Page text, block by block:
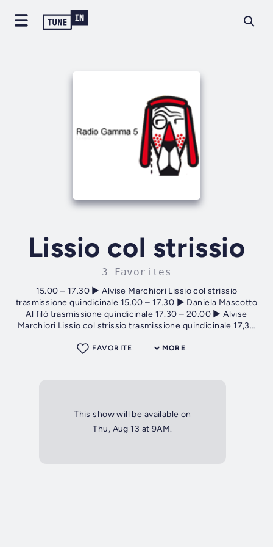
Lissio col strissio
3 Favorites
15.00 – 17.30 ► Alvise Marchiori Lissio col strissio
trasmissione quindicinale 15.00 – 17.30 ► Daniela Mascotto
Al filò trasmissione quindicinale 17.30 – 20.00 ► Alvise
Marchiori Lissio col strissio trasmissione quindicinale 17,30
MORE
FAVORITE
This show will be available on
Thu, Aug 13 at 9AM.